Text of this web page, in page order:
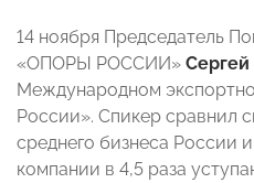
14 ноября Председатель
«ОПОРЫ РОССИИ»
Международном
России». Спикер сравнил
среднего бизнеса России
компании в 4,5 раза